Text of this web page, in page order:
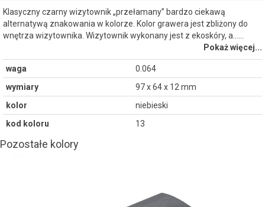
Klasyczny czarny wizytownik „przełamany” bardzo ciekawą
alternatywą znakowania w kolorze. Kolor grawera jest zbliżony do
wnętrza wizytownika. Wizytownik wykonany jest z ekoskóry, a...…
Pokaż więcej...
waga
0.064
wymiary
97 x 64 x 12 mm
kolor
niebieski
kod koloru
13
Pozostałe kolory